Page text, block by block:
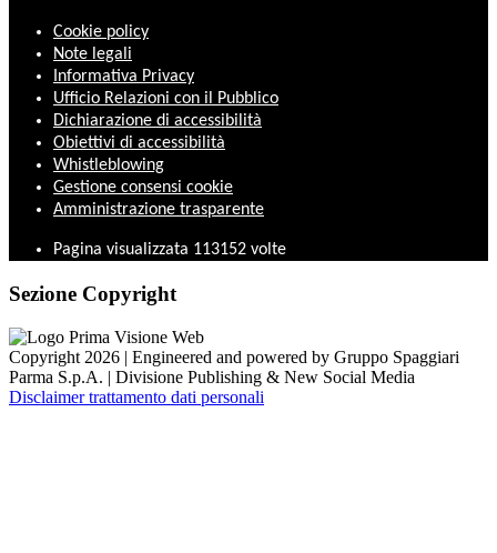
Cookie policy
Note legali
Informativa Privacy
Ufficio Relazioni con il Pubblico
Dichiarazione di accessibilità
Obiettivi di accessibilità
Whistleblowing
Gestione consensi cookie
Amministrazione trasparente
Pagina visualizzata 113152 volte
Sezione Copyright
Copyright 2026 | Engineered and powered by Gruppo Spaggiari
Parma S.p.A. | Divisione Publishing & New Social Media
Disclaimer trattamento dati personali